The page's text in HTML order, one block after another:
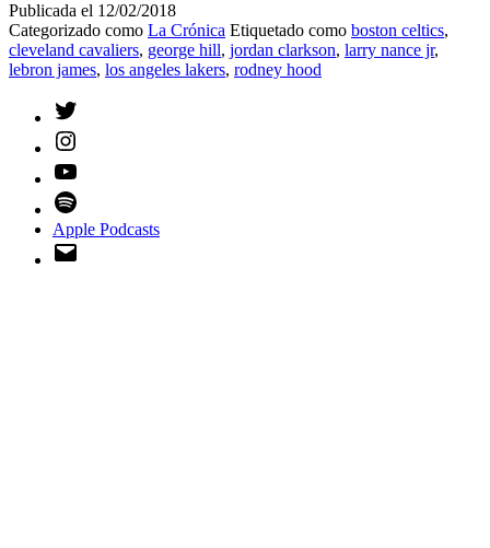
Publicada el 12/02/2018
Categorizado como La Crónica Etiquetado como boston celtics,
cleveland cavaliers, george hill, jordan clarkson, larry nance jr,
lebron james, los angeles lakers, rodney hood
Apple Podcasts